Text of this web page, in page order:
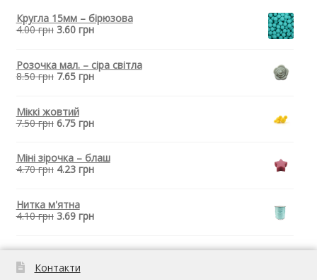
кількість
Кругла 15мм – бірюзова
4.00грн 3.60грн
Розочка мал. – сіра світла
8.50грн 7.65грн
Міккі жовтий
7.50грн 6.75грн
Міні зірочка – блаш
4.70грн 4.23грн
Нитка м'ятна
4.10грн 3.69грн
Контакти